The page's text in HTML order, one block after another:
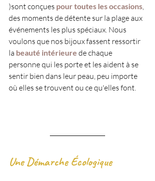
)sont conçues pour toutes les occasions
des moments de détente sur la plage aux
événements les plus spéciaux. Nous
voulons que nos bijoux fassent ressortir
la beauté intérieure de chaque
personne qui les porte et les aident à se
sentir bien dans leur peau, peu importe
où elles se trouvent ou ce qu'elles font.
Une Démarche Écologique